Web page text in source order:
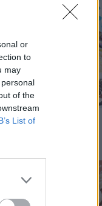
or
to
may
of the
List of